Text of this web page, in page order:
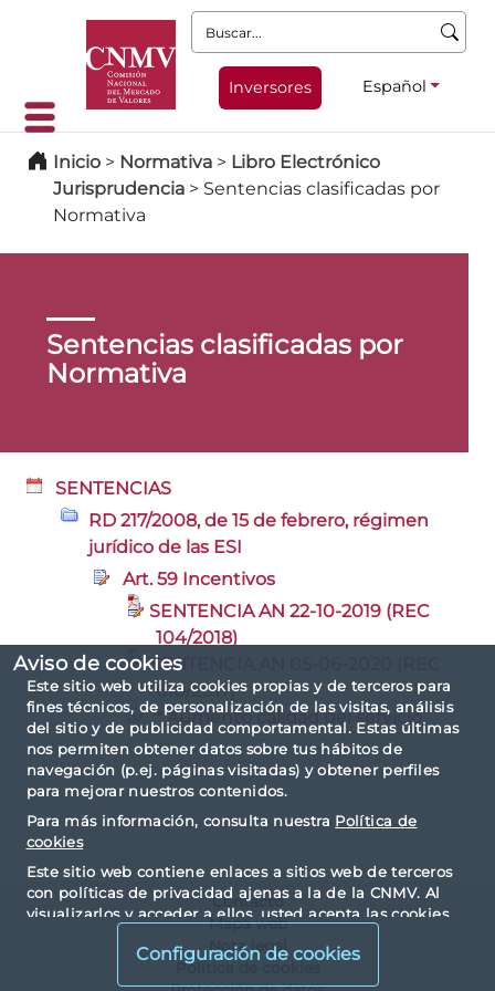
Aviso de cookies
Este sitio web utiliza cookies propias y de terceros para
fines técnicos, de personalización de las visitas, análisis
del sitio y de publicidad comportamental. Estas últimas
nos permiten obtener datos sobre tus hábitos de
navegación (p.ej. páginas visitadas) y obtener perfiles
para mejorar nuestros contenidos.
Para más información, consulta nuestra Política de
cookies
Este sitio web contiene enlaces a sitios web de terceros
con políticas de privacidad ajenas a la de la CNMV. Al
visualizarlos y acceder a ellos, usted acepta las cookies
Configuración de cookies
Buscar:
Inversores Español
Inicio > Normativa > Libro Electrónico
Jurisprudencia > Sentencias clasificadas por
Normativa
Sentencias clasificadas por
Normativa
SENTENCIAS
RD 217/2008, de 15 de febrero, régimen
jurídico de las ESI
Art. 59 Incentivos
SENTENCIA AN 22-10-2019 (REC
104/2018)
SENTENCIA AN 05-06-2020 (REC
610/2017)
* Aumento calidad del servicio
Contacto
Mapa web
Nota legal
Política de cookies